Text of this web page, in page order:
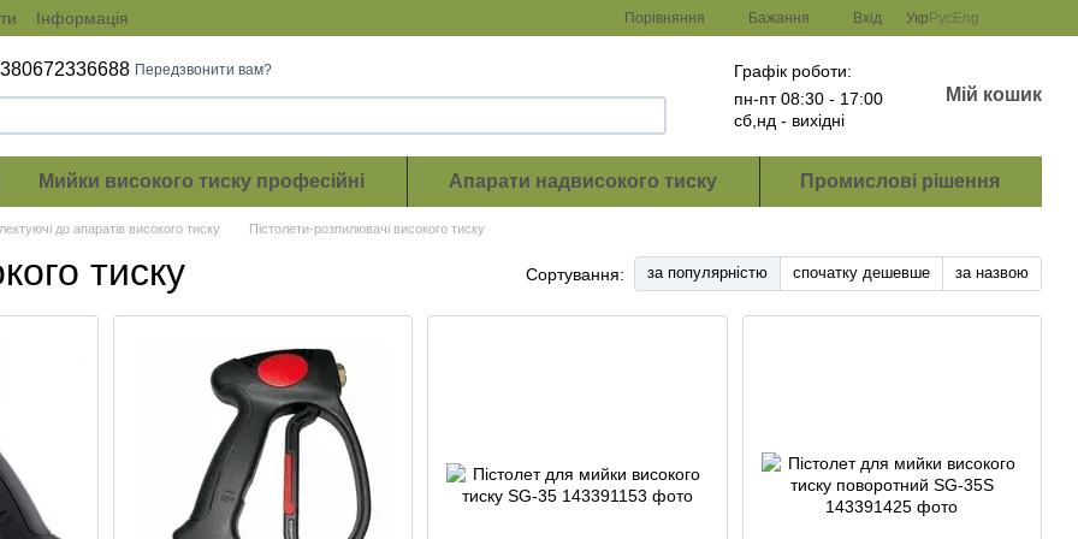
Інформація Порівняння Бажання Вхід Укр Рус Eng
Передзвонити вам?
Графік роботи:
пн-пт 08:30 - 17:00
сб,нд - вихідні
Мій кошик
Мийки високого тиску професійні Апарати надвисокого тиску Промислові рішення
до апаратів високого тиску Пістолети-розпилювачі високого тиску
тиску Сортування: за популярністю спочатку дешевше за назвою